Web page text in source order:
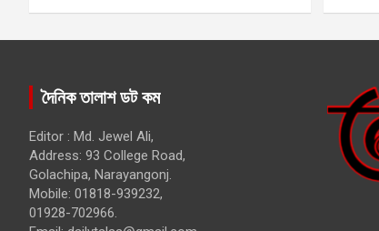
দৈনিক তালাশ ডট কম
Editor : Md. Jewel Ali,
Address: 93 College Road,
Golachipa, Narayangonj.
Mobile: 01818-939232,
01928-702966.